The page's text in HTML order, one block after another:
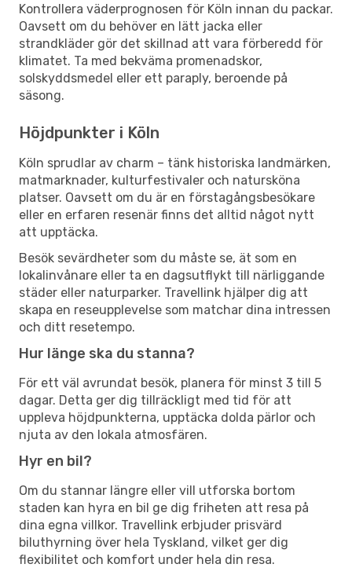
Kontrollera väderprognosen för Köln innan du packar.
Oavsett om du behöver en lätt jacka eller
strandkläder gör det skillnad att vara förberedd för
klimatet. Ta med bekväma promenadskor,
solskyddsmedel eller ett paraply, beroende på
säsong.
Höjdpunkter i Köln
Köln sprudlar av charm – tänk historiska landmärken,
matmarknader, kulturfestivaler och natursköna
platser. Oavsett om du är en förstagångsbesökare
eller en erfaren resenär finns det alltid något nytt
att upptäcka.
Besök sevärdheter som du måste se, ät som en
lokalinvånare eller ta en dagsutflykt till närliggande
städer eller naturparker. Travellink hjälper dig att
skapa en reseupplevelse som matchar dina intressen
och ditt resetempo.
Hur länge ska du stanna?
För ett väl avrundat besök, planera för minst 3 till 5
dagar. Detta ger dig tillräckligt med tid för att
uppleva höjdpunkterna, upptäcka dolda pärlor och
njuta av den lokala atmosfären.
Hyr en bil?
Om du stannar längre eller vill utforska bortom
staden kan hyra en bil ge dig friheten att resa på
dina egna villkor. Travellink erbjuder prisvärd
biluthyrning över hela Tyskland, vilket ger dig
flexibilitet och komfort under hela din resa.